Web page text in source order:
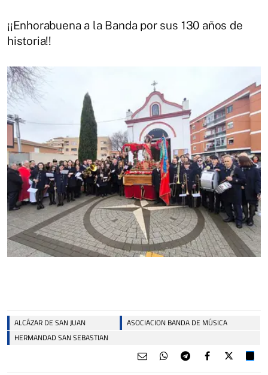
¡¡Enhorabuena a la Banda por sus 130 años de
historia!!
ALCÁZAR DE SAN JUAN
ASOCIACION BANDA DE MÚSICA
HERMANDAD SAN SEBASTIAN